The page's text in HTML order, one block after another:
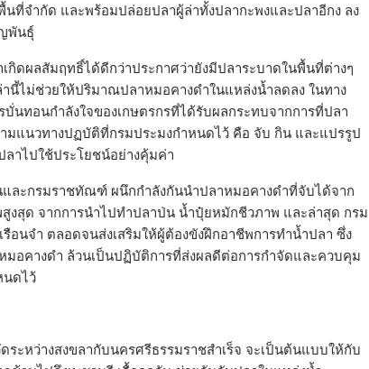
ที่จำกัด และพร้อมปล่อยปลาผู้ล่าทั้งปลากะพงและปลาอีกง ลง
พันธุ์
ดผลสัมฤทธิ์ได้ดีกว่าประกาศว่ายังมีปลาระบาดในพื้นที่ต่างๆ
นี้ไม่ช่วยให้ปริมาณปลาหมอคางดำในแหล่งน้ำลดลง ในทาง
นทอนกำลังใจของเกษตรกรที่ได้รับผลกระทบจากการที่ปลา
มแนวทางปฏบัติที่กรมประมงกำหนดไว้ คือ จับ กิน และแปรรูป
าไปใช้ประโยชน์อย่างคุ้มค่า
ละกรมราชทัณฑ์ ผนึกกำลังกันนำปลาหมอคางดำที่จับได้จาก
งสุด จากการนำไปทำปลาป่น น้ำปุ๋ยหมักชีวภาพ และล่าสุด กรม
นจำ ตลอดจนส่งเสริมให้ผู้ต้องขังฝึกอาชีพการทำน้ำปลา ซึ่ง
คางดำ ล้วนเป็นปฏิบัติการที่ส่งผลดีต่อการกำจัดและควบคุม
นดไว้
ระหว่างสงขลากับนครศรีธรรมราชสำเร็จ จะเป็นต้นแบบให้กับ